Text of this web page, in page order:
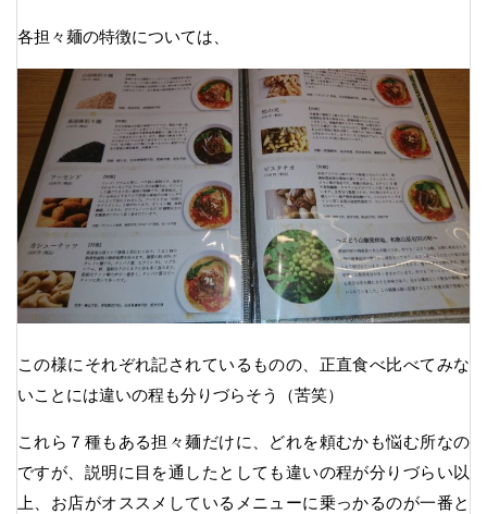
各担々麺の特徴については、
この様にそれぞれ記されているものの、正直食べ比べてみな
いことには違いの程も分りづらそう（苦笑）
これら７種もある担々麺だけに、どれを頼むかも悩む所なの
ですが、説明に目を通したとしても違いの程が分りづらい以
上、お店がオススメしているメニューに乗っかるのが一番と